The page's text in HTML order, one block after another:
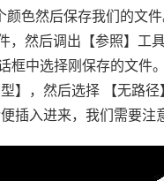
颜色然后保存我们的文件
，然后调出【参照】工
框中选择刚保存的文件。
】，然后选择 【无路径
插入进来，我们需要注